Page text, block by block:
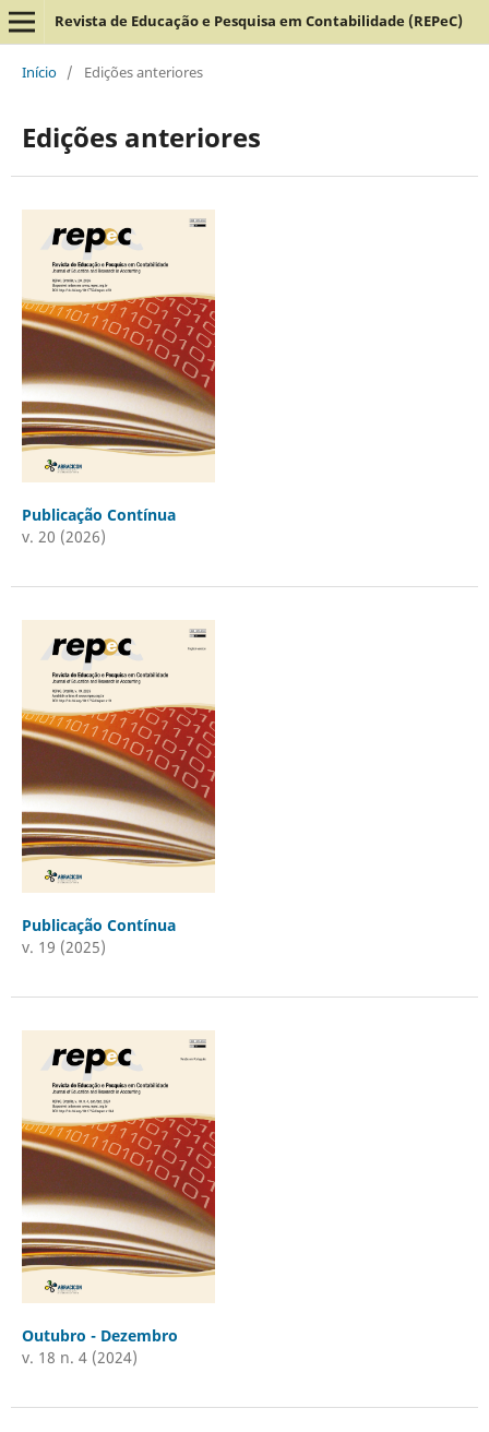
Revista de Educação e Pesquisa em Contabilidade (REPeC)
Início / Edições anteriores
Edições anteriores
Publicação Contínua
v. 20 (2026)
Publicação Contínua
v. 19 (2025)
Outubro - Dezembro
v. 18 n. 4 (2024)